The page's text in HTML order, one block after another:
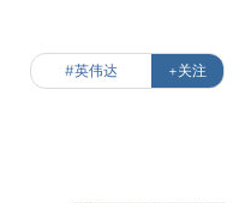
#英伟达 +关注